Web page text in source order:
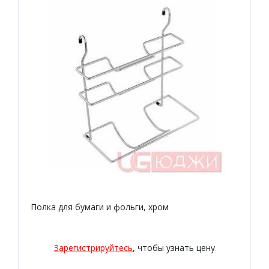
Полка для бумаги и фольги, хром
Зарегистрируйтесь, чтобы узнать цену